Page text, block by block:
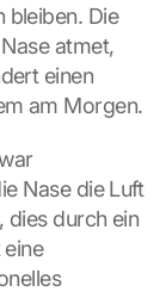
bleiben. Die
atmet,
einen
am Morgen.
Nase die Luft
dies durch ein